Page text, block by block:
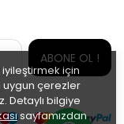
için
çerezler
Detaylı bilgiye
sayfamızdan
ABONE OL !